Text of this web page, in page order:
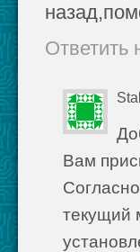
Ответить
Вам
текущий